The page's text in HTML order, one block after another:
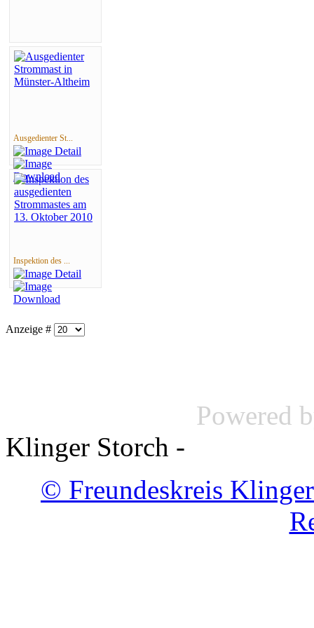
Ausgedienter St...
Inspektion des ...
Anzeige #
Powered
Klinger Storch -
© Freundeskreis